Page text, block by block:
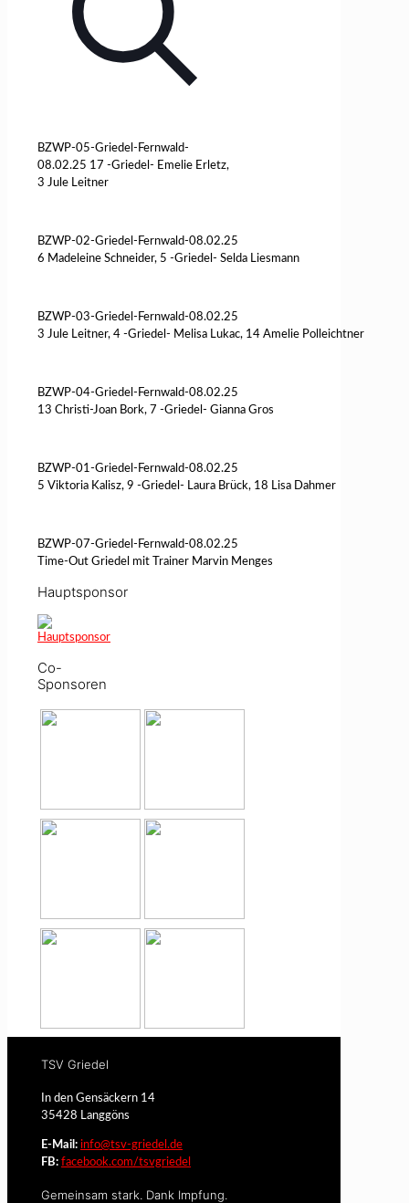
BZWP-05-Griedel-Fernwald-
08.02.25 17 -Griedel- Emelie Erletz,
3 Jule Leitner
BZWP-02-Griedel-Fernwald-08.02.25
6 Madeleine Schneider, 5 -Griedel- Selda Liesmann
BZWP-03-Griedel-Fernwald-08.02.25
3 Jule Leitner, 4 -Griedel- Melisa Lukac, 14 Amelie Polleichtner
BZWP-04-Griedel-Fernwald-08.02.25
13 Christi-Joan Bork, 7 -Griedel- Gianna Gros
BZWP-01-Griedel-Fernwald-08.02.25
5 Viktoria Kalisz, 9 -Griedel- Laura Brück, 18 Lisa Dahmer
BZWP-07-Griedel-Fernwald-08.02.25
Time-Out Griedel mit Trainer Marvin Menges
Hauptsponsor
Co-
Sponsoren
TSV Griedel
In den Gensäckern 14
35428 Langgöns
E-Mail: info@tsv-griedel.de
FB: facebook.com/tsvgriedel
Gemeinsam stark. Dank Impfung.